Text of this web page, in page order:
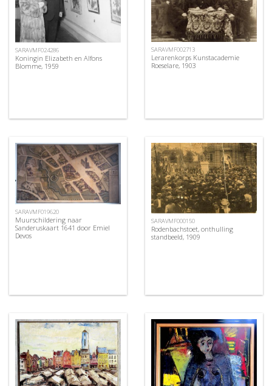
SARAVMF024286
Koningin Elizabeth en Alfons
Blomme, 1959
SARAVMF002713
Lerarenkorps Kunstacademie
Roeselare, 1903
SARAVMF019620
Muurschildering naar
Sanderuskaart 1641 door Emiel
Devos
SARAVMF000150
Rodenbachstoet, onthulling
standbeeld, 1909